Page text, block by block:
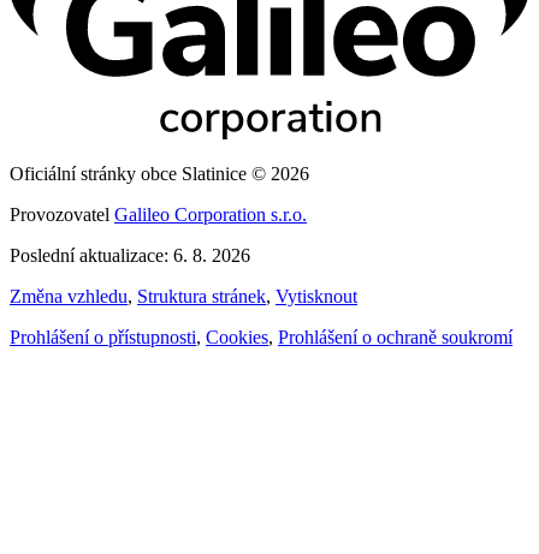
Oficiální stránky obce Slatinice © 2026
Provozovatel Galileo Corporation s.r.o.
Poslední aktualizace: 6. 8. 2026
Změna vzhledu, Struktura stránek, Vytisknout
Prohlášení o přístupnosti, Cookies, Prohlášení o ochraně soukromí